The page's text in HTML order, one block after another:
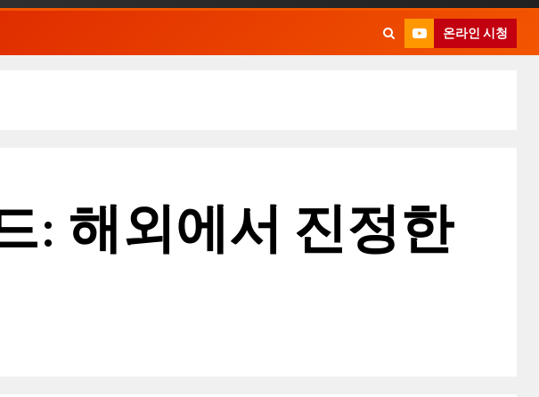
온라인 시청
: 해외에서 진정한